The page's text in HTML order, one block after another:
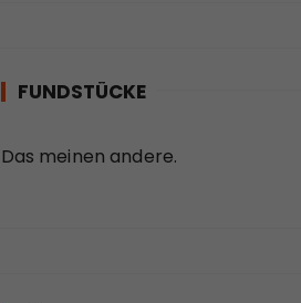
FUNDSTÜCKE
Das meinen andere.